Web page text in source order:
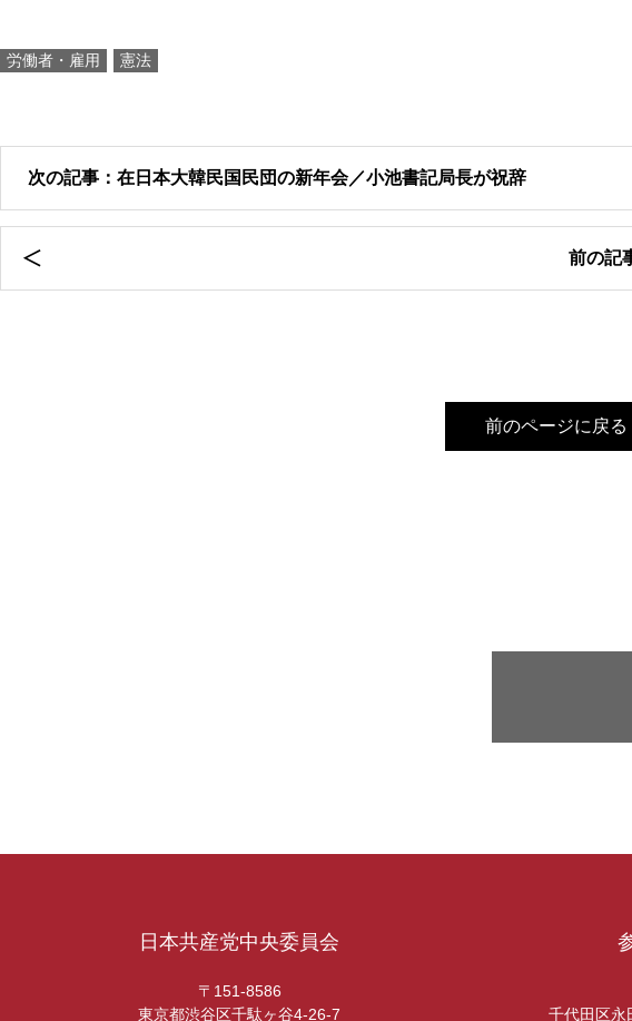
労働者・雇用 憲法
次の記事：在日本大韓民国民団の新年会／小池書記局長が祝辞
前の記
前のページに戻る
日本共産党中央委員会
〒151-8586
東京都渋谷区千駄ヶ谷4-26-7
千代田区